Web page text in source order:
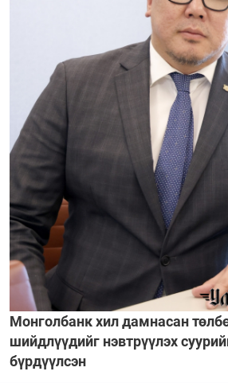
Монголбанк хил дамнасан
шийдлүүдийг нэвтрүүлэх
бүрдүүлсэн